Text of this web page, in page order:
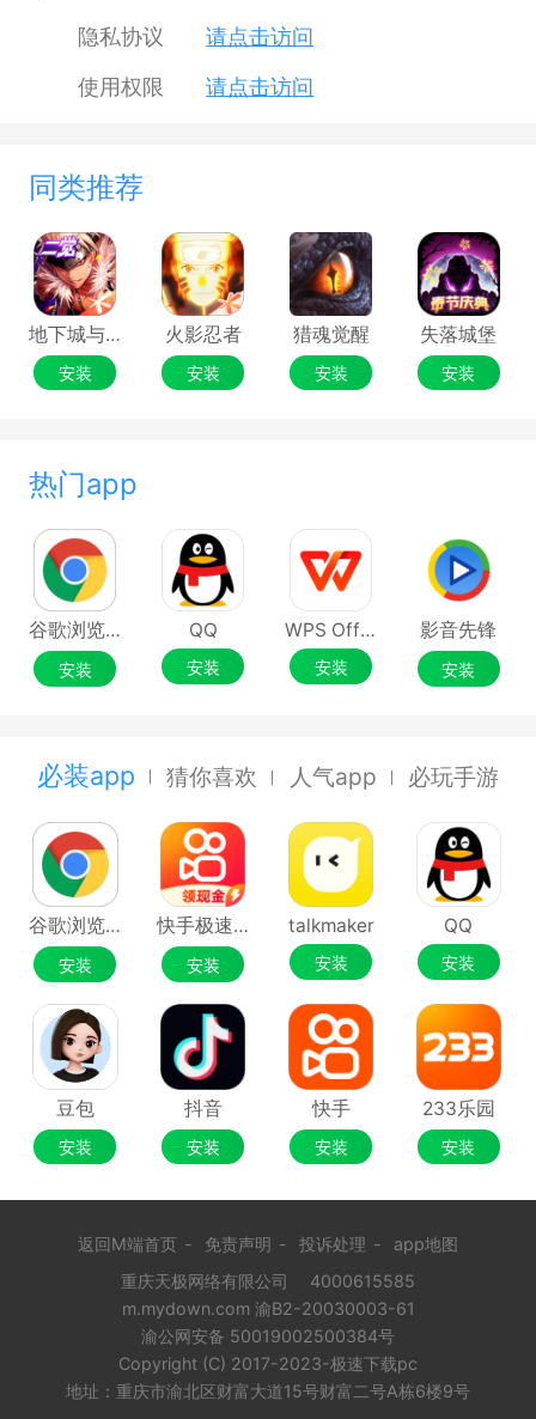
隐私协议
请点击访问
使用权限
请点击访问
同类推荐
地下城与勇士：起源
安装
火影忍者
安装
猎魂觉醒
安装
失落城堡
安装
热门app
谷歌浏览器Google Chrome
安装
QQ
安装
WPS Office
安装
影音先锋
安装
必装app 猜你喜欢 人气app 必玩手游
谷歌浏览器Google Chrome
安装
快手极速版
安装
talkmaker
安装
QQ
安装
豆包
安装
抖音
安装
快手
安装
233乐园
安装
返回M端首页 - 免责声明 - 投诉处理 -
app地图
重庆天极网络有限公司
4000615585
m.mydown.com 渝B2-20030003-61
渝公网安备 50019002500384号
Copyright (C) 2017-2023-极速下载pc
地址：重庆市渝北区财富大道15号财富二号A栋6楼9号